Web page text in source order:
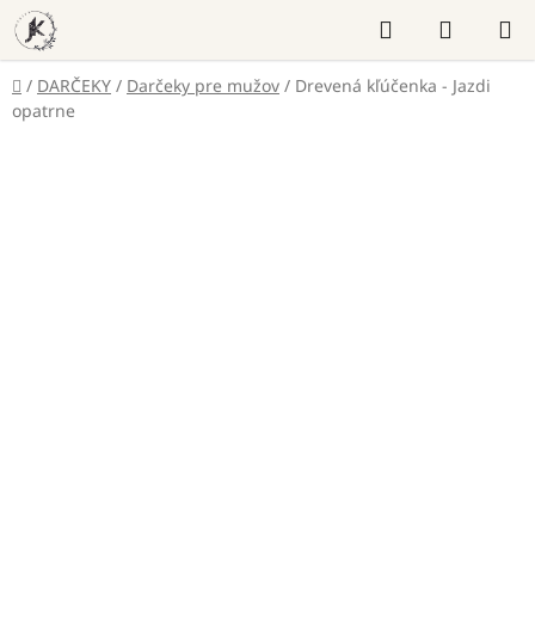
Prejsť
na
obsah
Hľadať
KOŠÍK
Domov
/ DARČEKY / Darčeky pre mužov / Drevená kľúčenka - Jazdi
opatrne